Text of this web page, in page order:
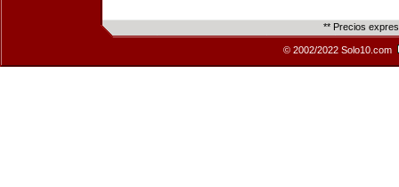
** Precios
© 2002/2022 Solo10.com